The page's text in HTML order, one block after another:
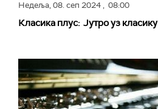
Недеља,08. сеп 2024, 08:00
Класика плус: Јутро уз класику